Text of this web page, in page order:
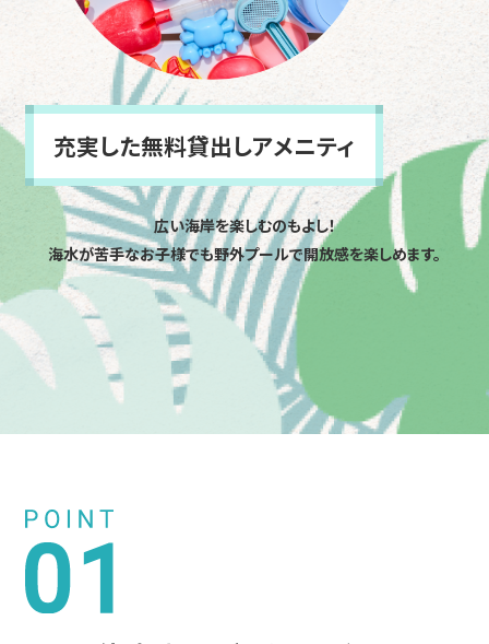
充実した無料貸出しアメニティ
広い海岸を楽しむのもよし！
海水が苦手なお子様でも野外プールで開放感を楽しめます。
4つのポイントを紹介